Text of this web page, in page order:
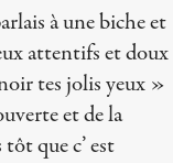
à une biche et
attentifs et doux
tes jolis yeux »
et de la
que c’ est